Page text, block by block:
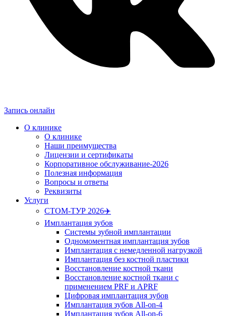
Запись онлайн
О клинике
О клинике
Наши преимущества
Лицензии и сертификаты
Корпоративное обслуживание-2026
Полезная информация
Вопросы и ответы
Реквизиты
Услуги
СТОМ-ТУР 2026✈️
Имплантация зубов
Системы зубной имплантации
Одномоментная имплантация зубов
Имплантация с немедленной нагрузкой
Имплантация без костной пластики
Восстановление костной ткани
Восстановление костной ткани с
применением PRF и APRF
Цифровая имплантация зубов
Имплантация зубов All-on-4
Имплантация зубов All-on-6